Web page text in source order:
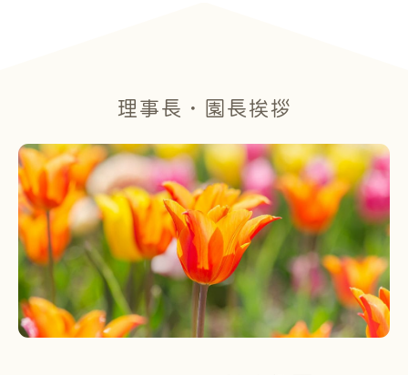
理事長・園長挨拶